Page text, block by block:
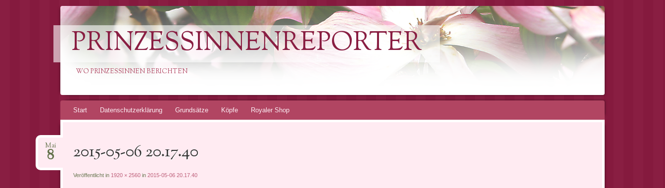
PRINZESSINNENREPORTER
WO PRINZESSINNEN BERICHTEN
Springe
Start Datenschutzerklärung Grundsätze Köpfe Royaler Shop
2015-05-06 20.17.40
Mai
8
Veröffentlicht in 1920 × 2560in 2015-05-06 20.17.40